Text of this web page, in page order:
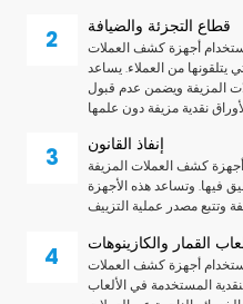
قطاع التجزئة والضيافة
أجهزة كشف العملات
يتلقونها من العملاء. يساعد
المزيفة ويضمن عدم قبول
إنفاذ القانون
كشف العملات المزيفة
فيها. وتساعد هذه الأجهزة
القمار والكازينوهات
أجهزة كشف العملات
المستخدمة في الألعاب